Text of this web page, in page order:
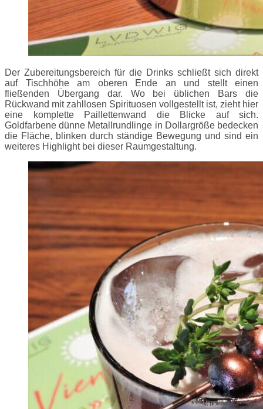
Der Zubereitungsbereich für die Drinks schließt sich direkt
auf Tischhöhe am oberen Ende an und stellt einen
fließenden Übergang dar. Wo bei üblichen Bars die
Rückwand mit zahllosen Spirituosen vollgestellt ist, zieht hier
eine komplette Paillettenwand die Blicke auf sich.
Goldfarbene dünne Metallrundlinge in Dollargröße bedecken
die Fläche, blinken durch ständige Bewegung und sind ein
weiteres Highlight bei dieser Raumgestaltung.